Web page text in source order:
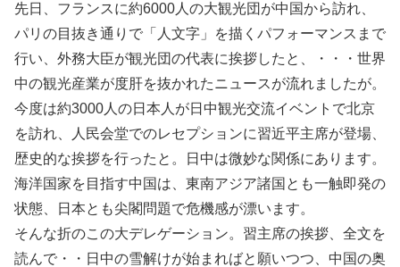
先日、フランスに約6000人の大観光団が中国から訪れ、
パリの目抜き通りで「人文字」を描くパフォーマンスまで
行い、外務大臣が観光団の代表に挨拶したと、・・・世界
中の観光産業が度肝を抜かれたニュースが流れましたが。
今度は約3000人の日本人が日中観光交流イベントで北京
を訪れ、人民会堂でのレセプションに習近平主席が登場、
歴史的な挨拶を行ったと。日中は微妙な関係にあります。
海洋国家を目指す中国は、東南アジア諸国とも一触即発の
状態、日本とも尖閣問題で危機感が漂います。
そんな折のこの大デレゲーション。習主席の挨拶、全文を
読んで・・日中の雪解けが始まればと願いつつ、中国の奥